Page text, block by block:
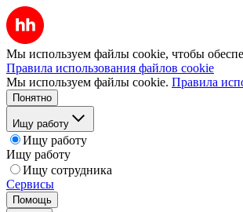
Мы используем файлы cookie, чтобы
Правила использования файлов cookie
Мы используем файлы cookie. Правила
Понятно
Ищу работу
Ищу работу
Ищу работу
Ищу сотрудника
Сервисы
Помощь